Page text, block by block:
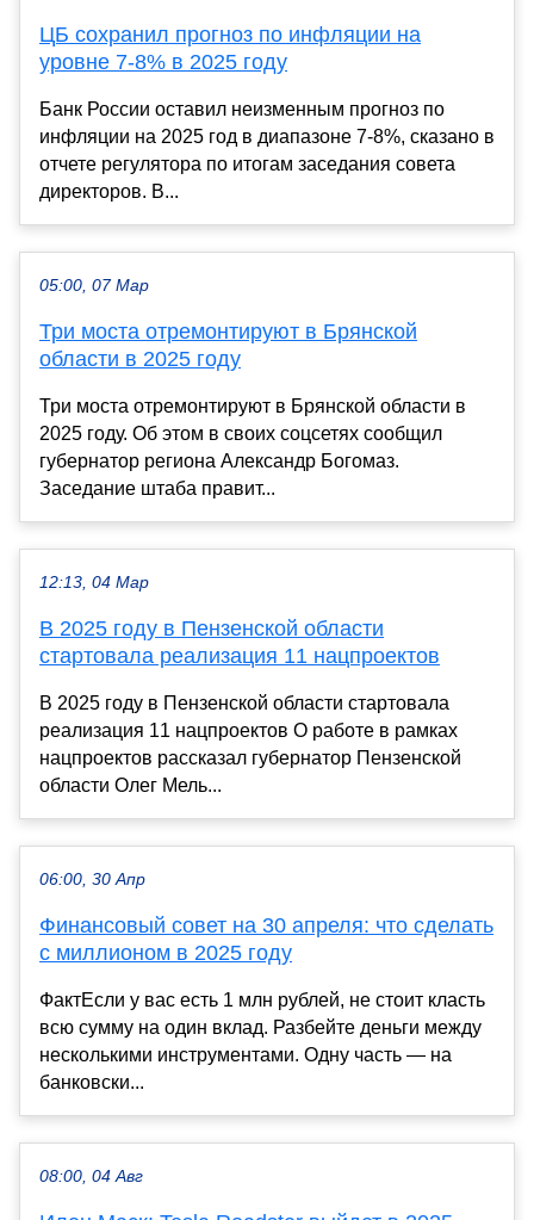
ЦБ сохранил прогноз по инфляции на
уровне 7-8% в 2025 году
Банк России оставил неизменным прогноз по
инфляции на 2025 год в диапазоне 7-8%, сказано в
отчете регулятора по итогам заседания совета
директоров. В...
05:00, 07 Мар
Три моста отремонтируют в Брянской
области в 2025 году
Три моста отремонтируют в Брянской области в
2025 году. Об этом в своих соцсетях сообщил
губернатор региона Александр Богомаз.
Заседание штаба правит...
12:13, 04 Мар
В 2025 году в Пензенской области
стартовала реализация 11 нацпроектов
В 2025 году в Пензенской области стартовала
реализация 11 нацпроектов О работе в рамках
нацпроектов рассказал губернатор Пензенской
области Олег Мель...
06:00, 30 Апр
Финансовый совет на 30 апреля: что сделать
с миллионом в 2025 году
ФактЕсли у вас есть 1 млн рублей, не стоит класть
всю сумму на один вклад. Разбейте деньги между
несколькими инструментами. Одну часть — на
банковски...
08:00, 04 Авг